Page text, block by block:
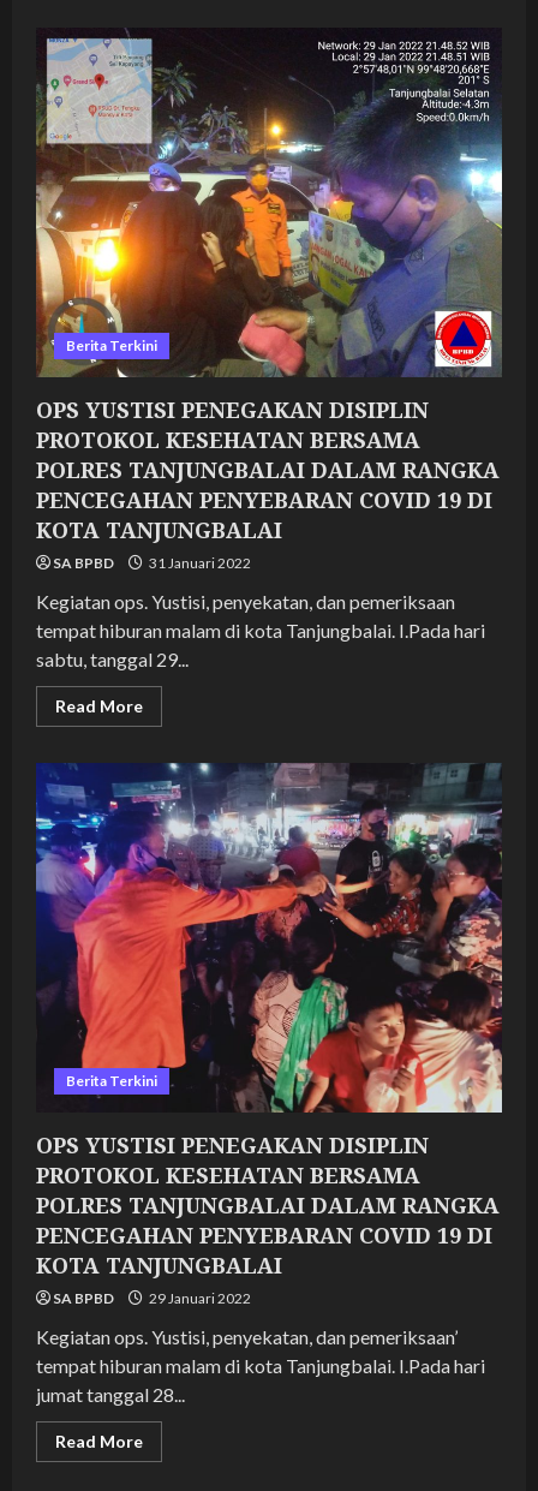
YUSTISI
PENEGAKAN
DISIPLIN
PROTOKOL
KESEHATAN
BERSAMA
POLRES
TANJUNGBALAI
DALAM
RANGKA
PENCEGAHAN
PENYEBARAN
COVID
DI
KOTA
TANJUNGBALAI
Berita Terkini
OPS YUSTISI PENEGAKAN DISIPLIN
PROTOKOL KESEHATAN BERSAMA
POLRES TANJUNGBALAI DALAM RANGKA
PENCEGAHAN PENYEBARAN COVID 19 DI
KOTA TANJUNGBALAI
SA BPBD 31 Januari 2022
Kegiatan ops. Yustisi, penyekatan, dan pemeriksaan
tempat hiburan malam di kota Tanjungbalai. I.Pada hari
sabtu, tanggal 29...
Read MoreRead
more
YUSTISI
PENEGAKAN
DISIPLIN
PROTOKOL
KESEHATAN
BERSAMA
POLRES
TANJUNGBALAI
DALAM
RANGKA
PENCEGAHAN
PENYEBARAN
COVID
19
KOTA
TANJUNGBALAI
Berita Terkini
OPS YUSTISI PENEGAKAN DISIPLIN
PROTOKOL KESEHATAN BERSAMA
POLRES TANJUNGBALAI DALAM RANGKA
PENCEGAHAN PENYEBARAN COVID 19 DI
KOTA TANJUNGBALAI
SA BPBD 29 Januari 2022
Kegiatan ops. Yustisi, penyekatan, dan pemeriksaan’
tempat hiburan malam di kota Tanjungbalai. I.Pada hari
jumat tanggal 28...
Read MoreRead
more